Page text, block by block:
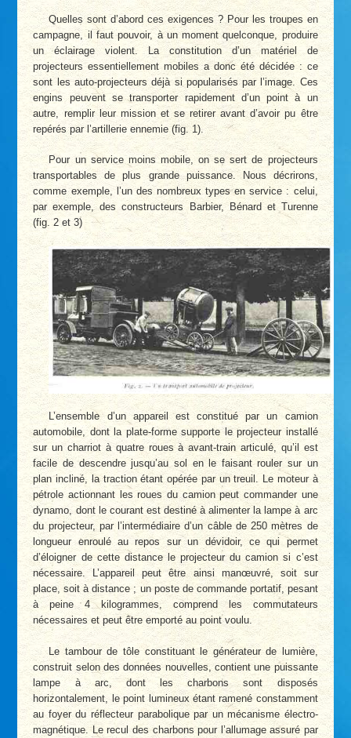
Quelles sont d’abord ces exigences ? Pour les troupes en
campagne, il faut pouvoir, à un moment quelconque, produire
un éclairage violent. La constitution d’un matériel de
projecteurs essentiellement mobiles a donc été décidée : ce
sont les auto-projecteurs déjà si popularisés par l’image. Ces
engins peuvent se transporter rapidement d’un point à un
autre, remplir leur mission et se retirer avant d’avoir pu être
repérés par l’artillerie ennemie (fig. 1).
Pour un service moins mobile, on se sert de projecteurs
transportables de plus grande puissance. Nous décrirons,
comme exemple, l’un des nombreux types en service : celui,
par exemple, des constructeurs Barbier, Bénard et Turenne
(fig. 2 et 3)
L’ensemble d’un appareil est constitué par un camion
automobile, dont la plate-forme supporte le projecteur installé
sur un charriot à quatre roues à avant-train articulé, qu’il est
facile de descendre jusqu’au sol en le faisant rouler sur un
plan incliné, la traction étant opérée par un treuil. Le moteur à
pétrole actionnant les roues du camion peut commander une
dynamo, dont le courant est destiné à alimenter la lampe à arc
du projecteur, par l’intermédiaire d’un câble de 250 mètres de
longueur enroulé au repos sur un dévidoir, ce qui permet
d’éloigner de cette distance le projecteur du camion si c’est
nécessaire. L’appareil peut être ainsi manœuvré, soit sur
place, soit à distance ; un poste de commande portatif, pesant
à peine 4 kilogrammes, comprend les commutateurs
nécessaires et peut être emporté au point voulu.
Le tambour de tôle constituant le générateur de lumière,
construit selon des données nouvelles, contient une puissante
lampe à arc, dont les charbons sont disposés
horizontalement, le point lumineux étant ramené constamment
au foyer du réflecteur parabolique par un mécanisme électro-
magnétique. Le recul des charbons pour l’allumage assuré par